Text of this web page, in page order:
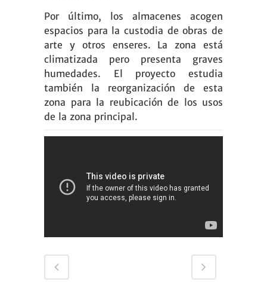
Por último, los almacenes acogen
espacios para la custodia de obras de
arte y otros enseres. La zona está
climatizada pero presenta graves
humedades. El proyecto estudia
también la reorganización de esta
zona para la reubicación de los usos
de la zona principal.